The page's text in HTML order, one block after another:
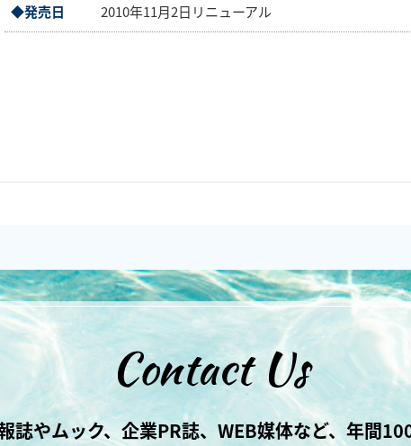
◆発売日 2010年11月2日リニューアル
誌やムック、企業PR誌、WEB媒体など、年間